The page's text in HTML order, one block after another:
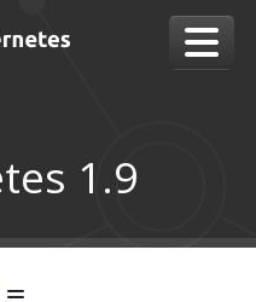
1.9